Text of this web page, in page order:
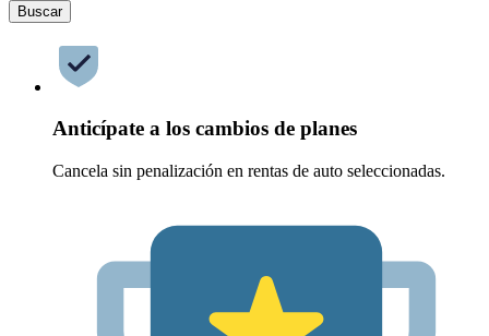
Buscar
Anticípate a los cambios de planes
Cancela sin penalización en rentas de auto seleccionadas.